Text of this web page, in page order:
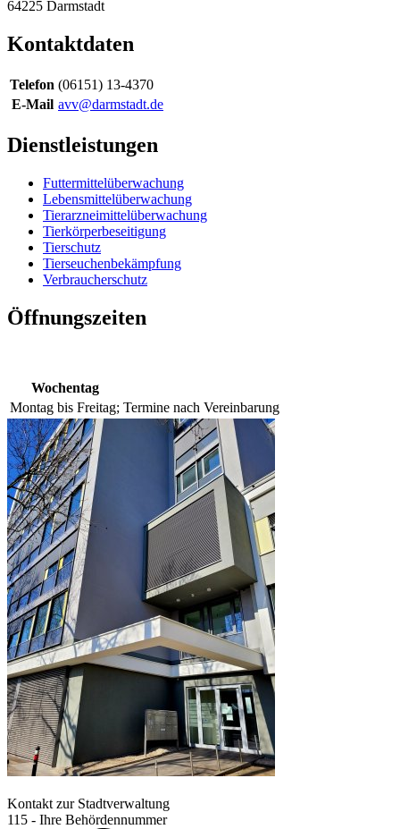
64225 Darmstadt
Kontaktdaten
Telefon (06151) 13-4370
E-Mail avv@darmstadt.de
Dienstleistungen
Futtermittelüberwachung
Lebensmittelüberwachung
Tierarzneimittelüberwachung
Tierkörperbeseitigung
Tierschutz
Tierseuchenbekämpfung
Verbraucherschutz
Öffnungszeiten
Wochentag
Montag bis Freitag; Termine nach Vereinbarung
Kontakt zur Stadtverwaltung
115 - Ihre Behördennummer